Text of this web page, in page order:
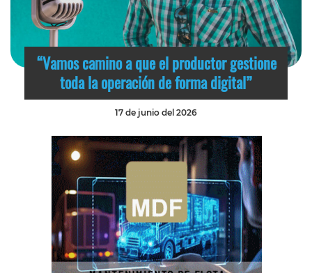
“Vamos camino a que el productor gestione
toda la operación de forma digital”
17 de junio del 2026